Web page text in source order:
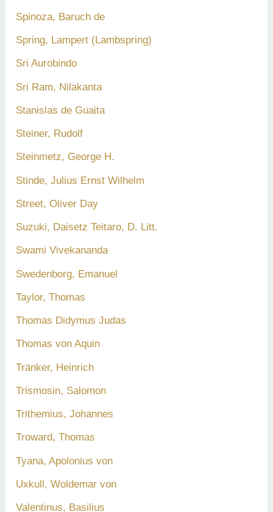
Spinoza, Baruch de
Spring, Lampert (Lambspring)
Sri Aurobindo
Sri Ram, Nilakanta
Stanislas de Guaita
Steiner, Rudolf
Steinmetz, George H.
Stinde, Julius Ernst Wilhelm
Street, Oliver Day
Suzuki, Daisetz Teitaro, D. Litt.
Swami Vivekananda
Swedenborg, Emanuel
Taylor, Thomas
Thomas Didymus Judas
Thomas von Aquin
Tränker, Heinrich
Trismosin, Salomon
Trithemius, Johannes
Troward, Thomas
Tyana, Apolonius von
Uxkull, Woldemar von
Valentinus, Basilius